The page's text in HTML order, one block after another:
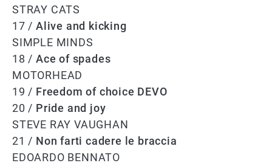
STRAY CATS
17 / Alive and kicking
SIMPLE MINDS
18 / Ace of spades
MOTORHEAD
19 / Freedom of choice DEVO
20 / Pride and joy
STEVE RAY VAUGHAN
21 / Non farti cadere le braccia
EDOARDO BENNATO